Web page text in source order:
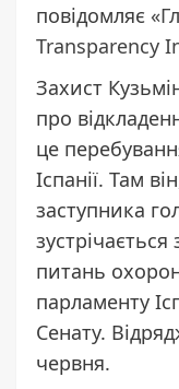
повідомляє
Transparency
Захист
про
це
Іспанії. Там
заступника
зустрічається
питань
парламенту
Сенату.
червня.